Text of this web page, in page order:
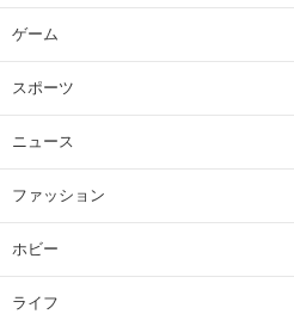
ゲーム
スポーツ
ニュース
ファッション
ホビー
ライフ